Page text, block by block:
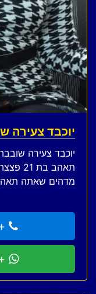
יוכבד צעירה
יוכבד צעירה
מדהים שאתה